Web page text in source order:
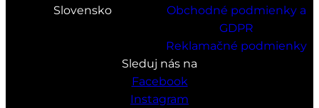
Slovensko
Obchodné podmienky a
GDPR
Reklamačné podmienky
Sleduj nás na
Facebook
Instagram